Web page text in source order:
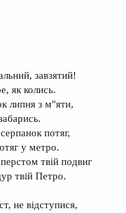
завзятий!
як колись.
липня з м"яти,
потяг,
у метро.
твій подвиг
твій Петро.
не відступися,